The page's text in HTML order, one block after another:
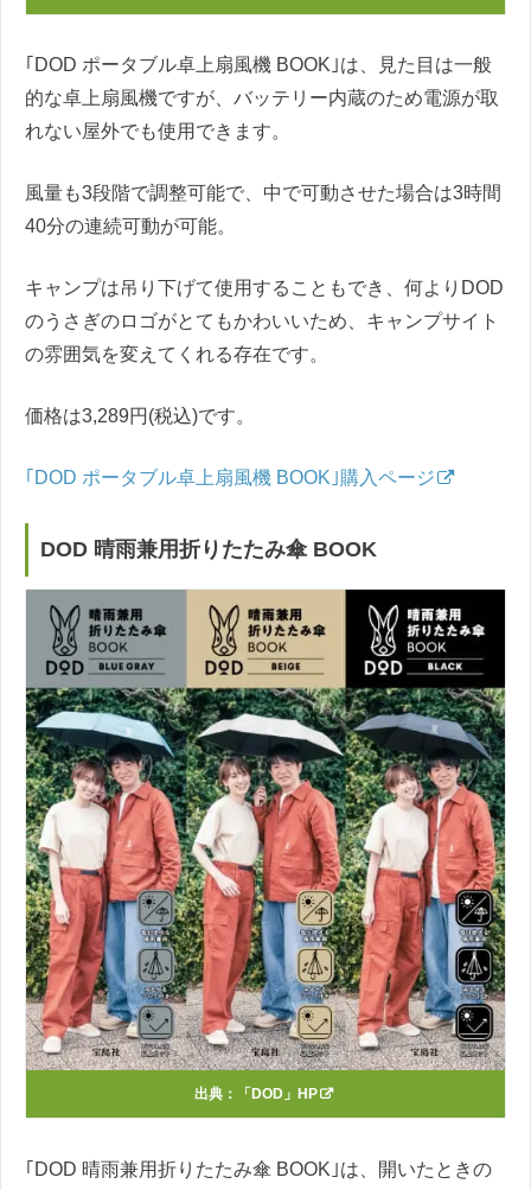
｢DOD ポータブル卓上扇風機 BOOK｣は、見た目は一般
的な卓上扇風機ですが、バッテリー内蔵のため電源が取
れない屋外でも使用できます。
風量も3段階で調整可能で、中で可動させた場合は3時間
40分の連続可動が可能。
キャンプは吊り下げて使用することもでき、何よりDOD
のうさぎのロゴがとてもかわいいため、キャンプサイト
の雰囲気を変えてくれる存在です。
価格は3,289円(税込)です。
｢DOD ポータブル卓上扇風機 BOOK｣購入ページ
DOD 晴雨兼用折りたたみ傘 BOOK
出典： 「DOD」HP
｢DOD 晴雨兼用折りたたみ傘 BOOK｣は、開いたときの